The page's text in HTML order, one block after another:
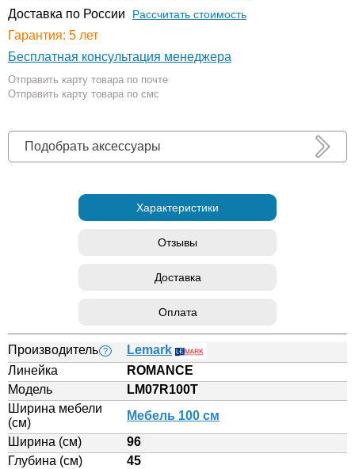
Доставка по России Рассчитать стоимость
Гарантия: 5 лет
Бесплатная консультация менеджера
Отправить карту товара по почте
Отправить карту товара по смс
Подобрать аксессуары
Характеристики
Отзывы
Доставка
Оплата
Производитель ?
Lemark
Линейка
ROMANCE
Модель
LM07R100T
Ширина мебели
(см)
Мебель 100 см
Ширина (см)
96
Глубина (см)
45